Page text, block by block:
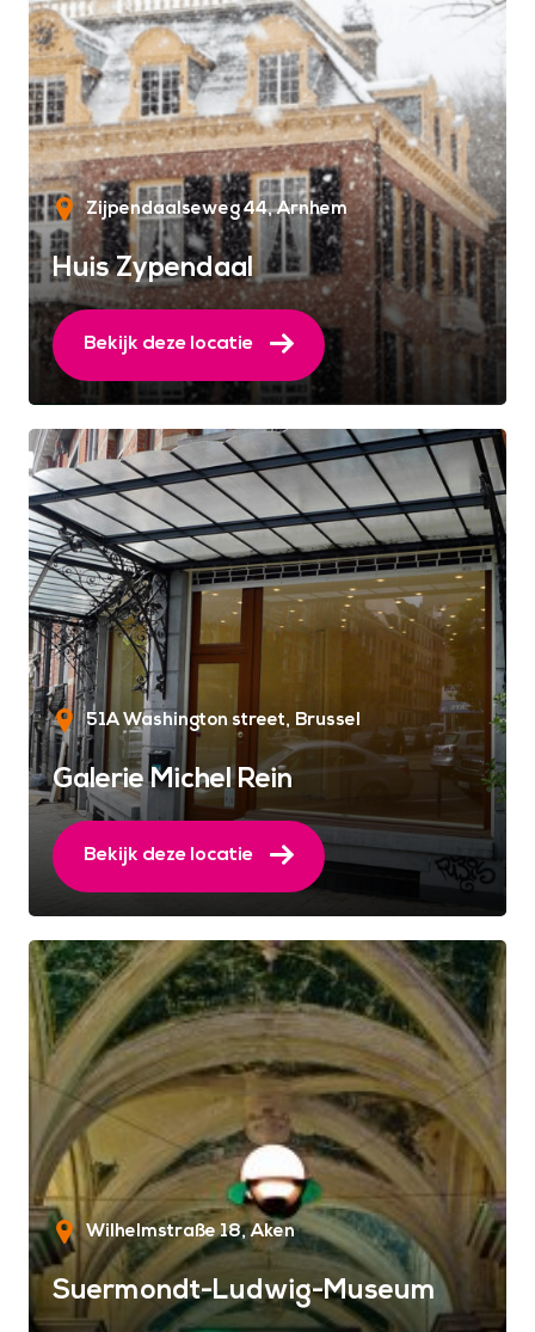
Zijpendaalseweg 44 Arnhem
Huis Zypendaal
Bekijk deze locatie
51A Washington street Brussel
Galerie Michel Rein
Bekijk deze locatie
Wilhelmstraße 18 Aken
Suermondt-Ludwig-Museum